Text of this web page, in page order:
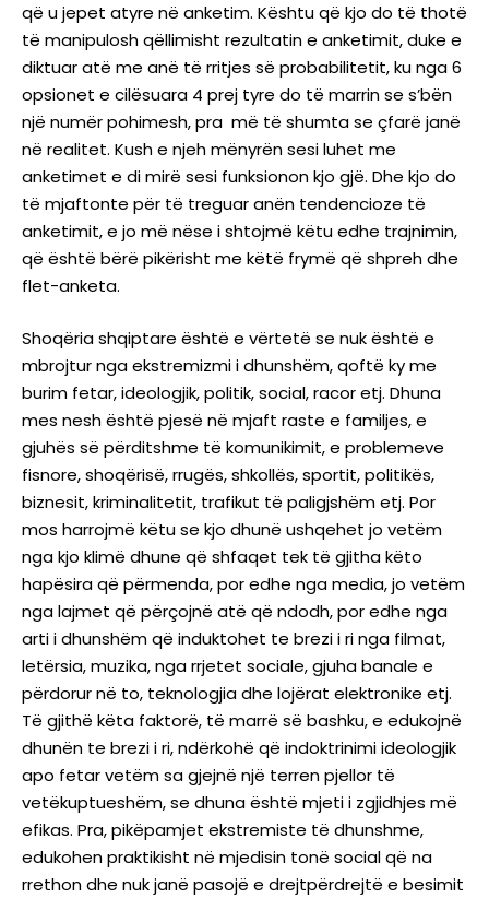
që u jepet atyre në anketim. Kështu që kjo do të thotë
të manipulosh qëllimisht rezultatin e anketimit, duke e
diktuar atë me anë të rritjes së probabilitetit, ku nga 6
opsionet e cilësuara 4 prej tyre do të marrin se s’bën
një numër pohimesh, pra më të shumta se çfarë janë
në realitet. Kush e njeh mënyrën sesi luhet me
anketimet e di mirë sesi funksionon kjo gjë. Dhe kjo do
të mjaftonte për të treguar anën tendencioze të
anketimit, e jo më nëse i shtojmë këtu edhe trajnimin,
që është bërë pikërisht me këtë frymë që shpreh dhe
flet-anketa.
Shoqëria shqiptare është e vërtetë se nuk është e
mbrojtur nga ekstremizmi i dhunshëm, qoftë ky me
burim fetar, ideologjik, politik, social, racor etj. Dhuna
mes nesh është pjesë në mjaft raste e familjes, e
gjuhës së përditshme të komunikimit, e problemeve
fisnore, shoqërisë, rrugës, shkollës, sportit, politikës,
biznesit, kriminalitetit, trafikut të paligjshëm etj. Por
mos harrojmë këtu se kjo dhunë ushqehet jo vetëm
nga kjo klimë dhune që shfaqet tek të gjitha këto
hapësira që përmenda, por edhe nga media, jo vetëm
nga lajmet që përçojnë atë që ndodh, por edhe nga
arti i dhunshëm që induktohet te brezi i ri nga filmat,
letërsia, muzika, nga rrjetet sociale, gjuha banale e
përdorur në to, teknologjia dhe lojërat elektronike etj.
Të gjithë këta faktorë, të marrë së bashku, e edukojnë
dhunën te brezi i ri, ndërkohë që indoktrinimi ideologjik
apo fetar vetëm sa gjejnë një terren pjellor të
vetëkuptueshëm, se dhuna është mjeti i zgjidhjes më
efikas. Pra, pikëpamjet ekstremiste të dhunshme,
edukohen praktikisht në mjedisin tonë social që na
rrethon dhe nuk janë pasojë e drejtpërdrejtë e besimit